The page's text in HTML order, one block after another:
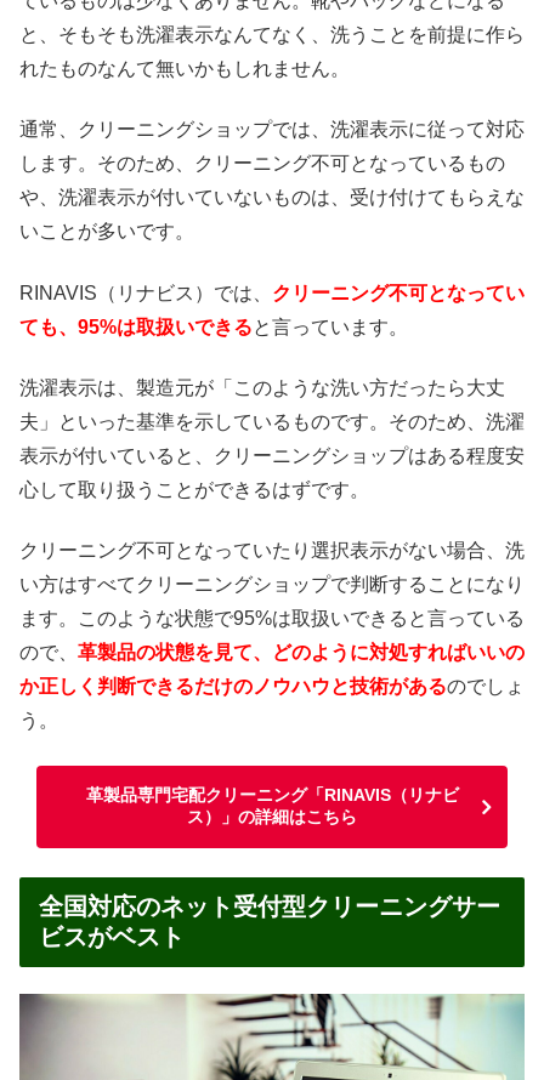
と、そもそも洗濯表示なんてなく、洗うことを前提に作ら
れたものなんて無いかもしれません。
通常、クリーニングショップでは、洗濯表示に従って対応
します。そのため、クリーニング不可となっているもの
や、洗濯表示が付いていないものは、受け付けてもらえな
いことが多いです。
RINAVIS（リナビス）では、 クリーニング不可となってい
ても、95%は取扱いできると言っています。
洗濯表示は、製造元が「このような洗い方だったら大丈
夫」といった基準を示しているものです。そのため、洗濯
表示が付いていると、クリーニングショップはある程度安
心して取り扱うことができるはずです。
クリーニング不可となっていたり選択表示がない場合、洗
い方はすべてクリーニングショップで判断することになり
ます。このような状態で95%は取扱いできると言っている
ので、 革製品の状態を見て、どのように対処すればいいの
か正しく判断できるだけのノウハウと技術があるのでしょ
う。
革製品専門宅配クリーニング「RINAVIS（リナビ
ス）」の詳細はこちら
全国対応のネット受付型クリーニングサー
ビスがベスト